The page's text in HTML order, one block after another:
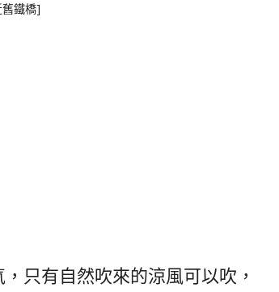
鐵橋]
只有自然吹來的涼風可以吹，